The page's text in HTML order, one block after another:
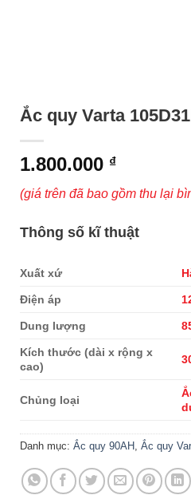
Ắc quy Varta
1.800.000 ₫
(giá trên đã bao gồm thu lại
Thông số kĩ thuật
Xuất xứ
Điện áp
Dung lượng
Kích thước (dài x rộng x
cao)
Chủng loại
Danh mục: Ắc quy 90AH Ắc quy